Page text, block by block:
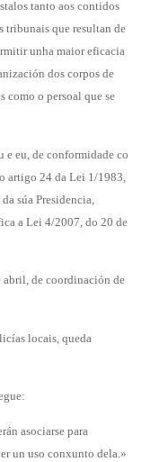
tanto aos contidos
tribunais que resultan de
unha maior eficacia
dos corpos de
o persoal que se
e eu, de conformidade co
artigo 24 da Lei 1/1983,
súa Presidencia,
a Lei 4/2007, do 20 de
de coordinación de
locais, queda
asociarse para
un uso conxunto dela.»